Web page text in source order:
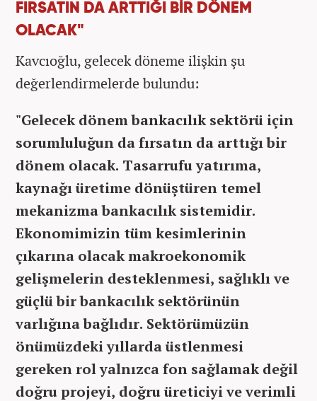
FIRSATIN DA ARTTIĞI BİR DÖNEM
OLACAK"
Kavcıoğlu, gelecek döneme ilişkin şu
değerlendirmelerde bulundu:
"Gelecek dönem bankacılık sektörü için
sorumluluğun da fırsatın da arttığı bir
dönem olacak. Tasarrufu yatırıma,
kaynağı üretime dönüştüren temel
mekanizma bankacılık sistemidir.
Ekonomimizin tüm kesimlerinin
çıkarına olacak makroekonomik
gelişmelerin desteklenmesi, sağlıklı ve
güçlü bir bankacılık sektörünün
varlığına bağlıdır. Sektörümüzün
önümüzdeki yıllarda üstlenmesi
gereken rol yalnızca fon sağlamak değil
doğru projeyi, doğru üreticiyi ve verimli